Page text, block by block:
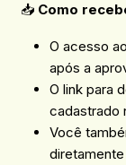
📥 Como
O acesso
após a
O link para
cadastrado
Você